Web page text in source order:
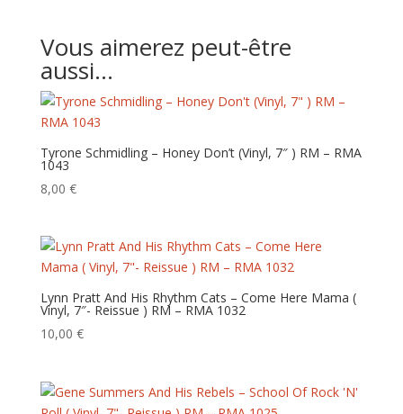
Vous aimerez peut-être
aussi…
Tyrone Schmidling – Honey Don’t (Vinyl, 7″ ) RM – RMA
1043
8,00 €
Lynn Pratt And His Rhythm Cats – Come Here Mama (
Vinyl, 7″- Reissue ) RM – RMA 1032
10,00 €